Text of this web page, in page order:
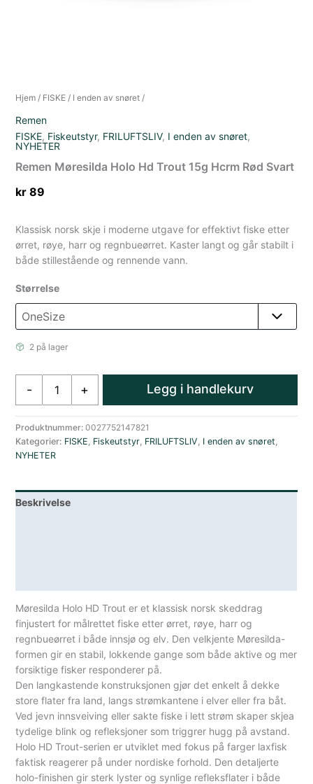
Hjem / FISKE / I enden av snøret /
Remen
FISKE, Fiskeutstyr, FRILUFTSLIV, I enden av snøret,
NYHETER
Remen Møresilda Holo Hd Trout 15g Hcrm Rød Svart
kr 89
Klassisk norsk skje i moderne utgave for effektivt fiske etter
ørret, røye, harr og regnbueørret. Kaster langt og går stabilt i
både stillestående og rennende vann.
Størrelse
2 på lager
-
Møresilda
Hd
Trout
15g
Rød
Svart
+ Legg i handlekurv
Produktnummer:0027752147821
Kategorier: FISKE, Fiskeutstyr, FRILUFTSLIV, I enden av snøret,
NYHETER
Beskrivelse
Møresilda Holo HD Trout er et klassisk norsk skeddrag
finjustert for målrettet fiske etter ørret, røye, harr og
regnbueørret i både innsjø og elv. Den velkjente Møresilda-
formen gir en stabil, lokkende gange som både aktive og mer
forsiktige fisker responderer på.
Den langkastende konstruksjonen gjør det enkelt å dekke
store flater fra land, langs strømkantene i elver eller fra båt.
Ved jevn innsveiving eller sakte fiske i lett strøm skaper skjea
tydelige blink og refleksjoner som triggrer hugg på avstand.
Holo HD Trout-serien er utviklet med fokus på farger laxfisk
faktisk reagerer på under nordiske forhold. Den detaljerte
holo-finishen gir sterk lyster og synlige refleksflater i både